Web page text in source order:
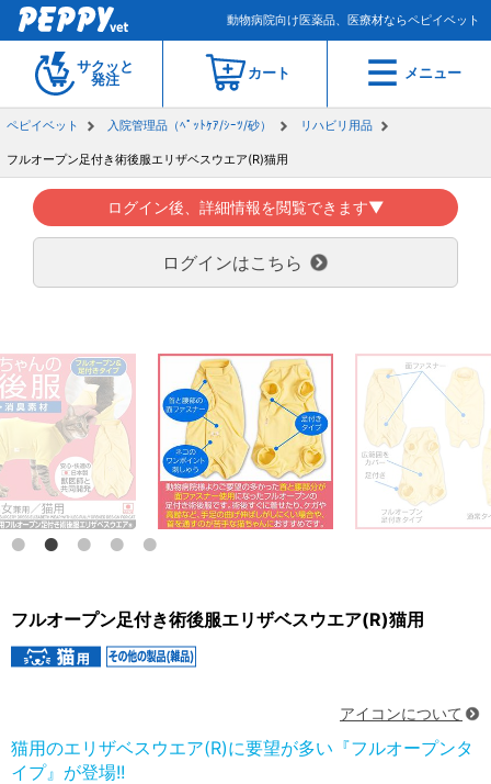
動物病院向け医薬品、医療材ならペピイベット
サクッと
発注
カート メニュー
ペピイベット 入院管理品（ﾍﾟｯﾄｹｱ/ｼｰﾂ/砂） リハビリ用品
フルオープン足付き術後服エリザベスウエア(R)猫用
ログイン後、詳細情報を閲覧できます▼
ログインはこちら
フルオープン足付き術後服エリザベスウエア(R)猫用
アイコンについて
猫用のエリザベスウエア(R)に要望が多い『フルオープンタ
イプ』が登場!!